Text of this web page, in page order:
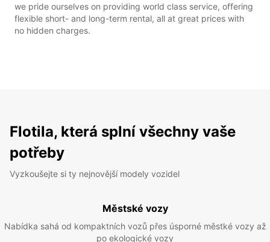
we pride ourselves on providing world class service, offering
flexible short- and long-term rental, all at great prices with
no hidden charges.
Flotila, která splní všechny vaše
potřeby
Vyzkoušejte si ty nejnovější modely vozidel
Městské vozy
Nabídka sahá od kompaktních vozů přes úsporné městké vozy až
po ekologické vozy